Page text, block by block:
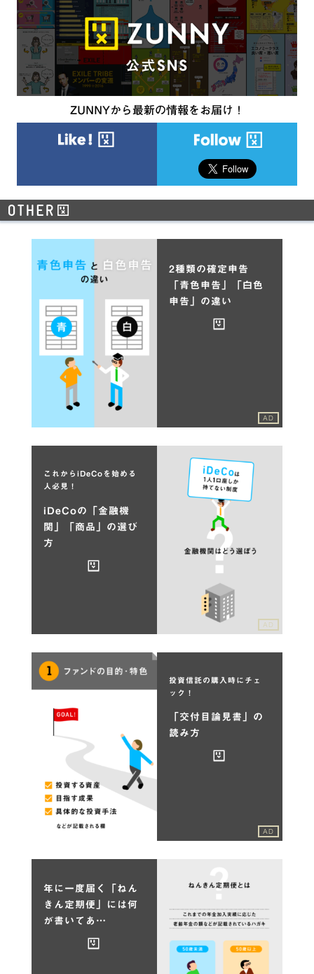
ZUNNYから最新の情報をお届け！
2種類の確定申告
「青色申告」「白色
申告」の違い
AD
これからiDeCoを始める
人必見！
iDeCoの「金融機
関」「商品」の選び
方
AD
投資信託の購入時にチェ
ック！
「交付目論見書」の
読み方
AD
年に一度届く「ねん
きん定期便」には何
が書いてあ…